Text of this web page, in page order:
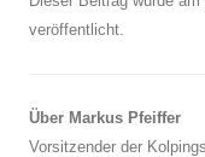
veröffentlicht.
Über Markus Pfeiffer
Vorsitzender der